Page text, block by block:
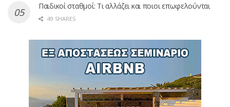
Παιδικοί σταθμοί: Τι αλλάζει και ποιοι επωφελούνται
49 SHARES